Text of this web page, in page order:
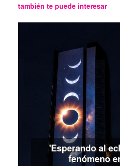
también te puede interesar
'Esperando al
fenómeno